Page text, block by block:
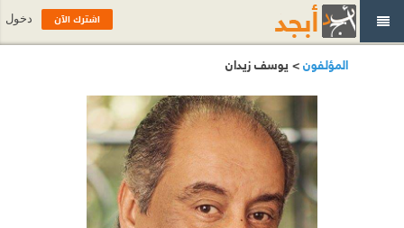
المؤلفون> يوسف زيدان
اشترك الآن دخول